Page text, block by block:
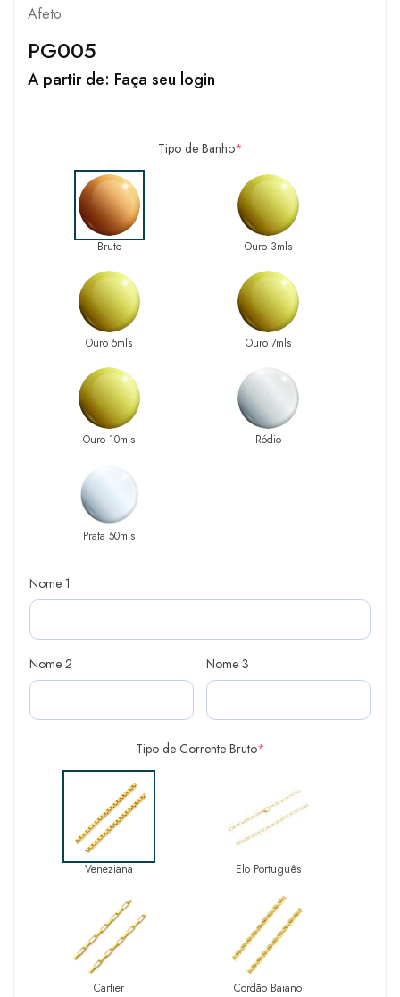
Afeto
PG005
A partir de: Faça seu login
Tipo de Banho*
Bruto Ouro 3mls
Ouro 5mls Ouro 7mls
Ouro 10mls Ródio
Prata 50mls
Nome 1
Nome 2 Nome 3
Tipo de Corrente Bruto*
Veneziana Elo Português
Cartier Cordão Baiano